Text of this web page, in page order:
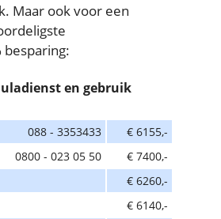
Maar ook voor een
en gebruik
088 - 3353433 € 6155,-
0800 - 023 05 50 € 7400,-
€ 6260,-
€ 6140,-